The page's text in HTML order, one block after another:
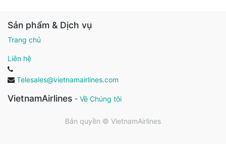
Sản phẩm & Dịch vụ
Trang chủ
Liên hệ
Telesales@vietnamairlines.com
VietnamAirlines - Về Chúng tôi
Bản quyền © VietnamAirlines